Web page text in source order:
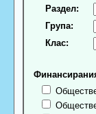
Раздел:
Група:
Клас: